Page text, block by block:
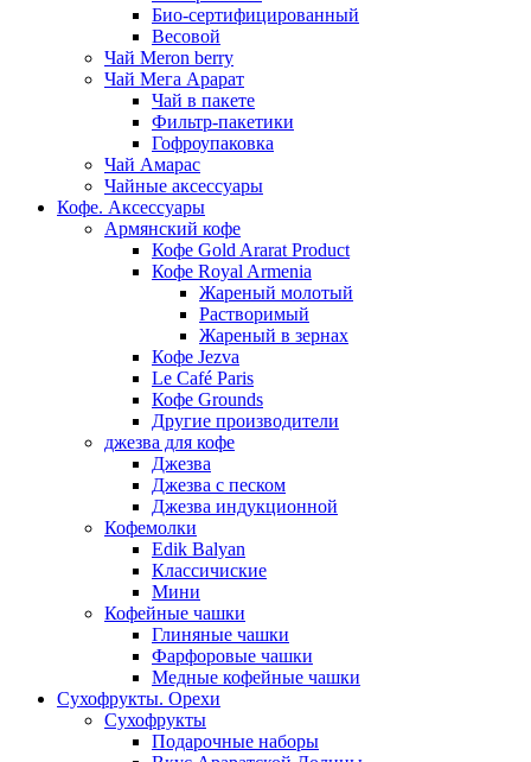
Био-сертифицированный
Весовой
Чай Meron berry
Чай Мега Арарат
Чай в пакете
Фильтр-пакетики
Гофроупаковка
Чай Амарас
Чайные аксессуары
Кофе. Аксессуары
Армянский кофе
Кофе Gold Ararat Product
Кофе Royal Armenia
Жареный молотый
Растворимый
Жареный в зернах
Кофе Jezva
Le Café Paris
Кофе Grounds
Другие производители
джезва для кофе
Джезва
Джезва с песком
Джезва индукционной
Кофемолки
Edik Balyan
Классичиские
Мини
Кофейные чашки
Глиняные чашки
Фарфоровые чашки
Медные кофейные чашки
Сухофрукты. Орехи
Сухофрукты
Подарочные наборы